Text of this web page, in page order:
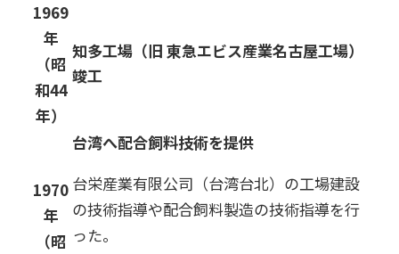
1969
年
（昭
和44
年）
知多工場（旧 東急エビス産業名古屋工場）
竣工
1970
年
（昭
台湾へ配合飼料技術を提供
台栄産業有限公司（台湾台北）の工場建設
の技術指導や配合飼料製造の技術指導を行
った。